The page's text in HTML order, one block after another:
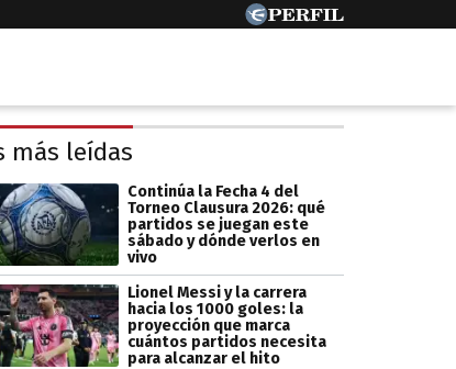
más leídas
Continúa la Fecha 4 del
Torneo Clausura 2026: qué
partidos se juegan este
sábado y dónde verlos en
vivo
Lionel Messi y la carrera
hacia los 1000 goles: la
proyección que marca
cuántos partidos necesita
para alcanzar el hito